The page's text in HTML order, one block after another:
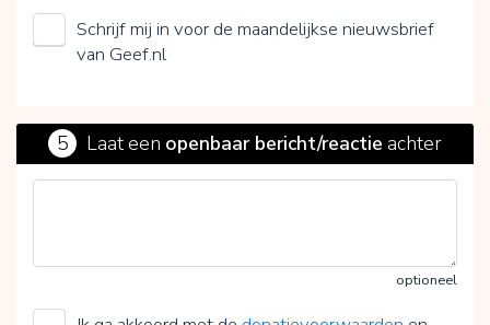
Schrijf mij in voor de maandelijkse nieuwsbrief
van Geef.nl
5 Laat een openbaar bericht/reactie achter
optioneel